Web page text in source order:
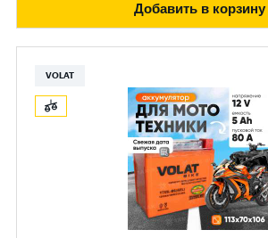
Добавить в корзину
VOLAT